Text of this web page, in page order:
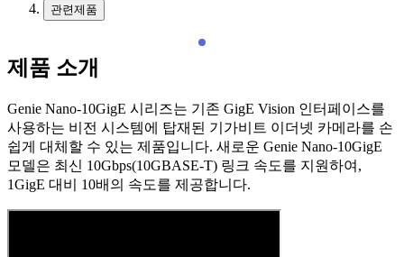
관련제품
제품 소개
Genie Nano-10GigE 시리즈는 기존 GigE Vision 인터페이스를
사용하는 비전 시스템에 탑재된 기가비트 이더넷 카메라를 손
쉽게 대체할 수 있는 제품입니다. 새로운 Genie Nano-10GigE
모델은 최신 10Gbps(10GBASE-T) 링크 속도를 지원하여,
1GigE 대비 10배의 속도를 제공합니다.